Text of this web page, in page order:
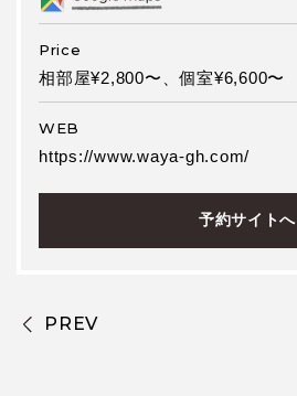
Price
相部屋¥2,800〜、個室¥6,600〜
WEB
https://www.waya-gh.com/
予約サイトへ
PREV